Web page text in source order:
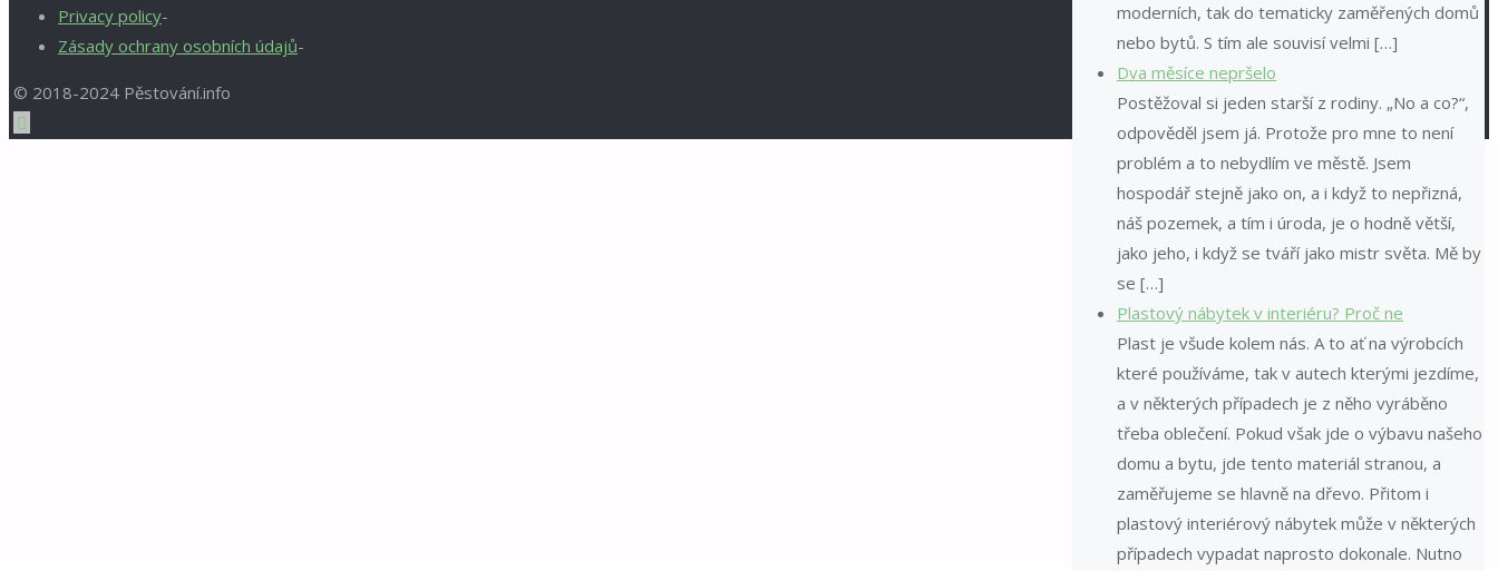
moderních, tak do tematicky zaměřených domů
nebo bytů. S tím ale souvisí velmi […]
Dva měsíce nepršelo
Postěžoval si jeden starší z rodiny. „No a co?“,
odpověděl jsem já. Protože pro mne to není
problém a to nebydlím ve městě. Jsem
hospodář stejně jako on, a i když to nepřizná,
náš pozemek, a tím i úroda, je o hodně větší,
jako jeho, i když se tváří jako mistr světa. Mě by
se […]
Plastový nábytek v interiéru? Proč ne
Plast je všude kolem nás. A to ať na výrobcích
které používáme, tak v autech kterými jezdíme,
a v některých případech je z něho vyráběno
třeba oblečení. Pokud však jde o výbavu našeho
domu a bytu, jde tento materiál stranou, a
zaměřujeme se hlavně na dřevo. Přitom i
plastový interiérový nábytek může v některých
případech vypadat naprosto dokonale. Nutno
Privacy policy-
Zásady ochrany osobních údajů-
© 2018-2024 Pěstování.info
Back